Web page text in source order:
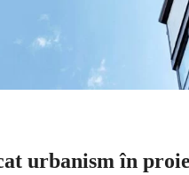
urbanism în